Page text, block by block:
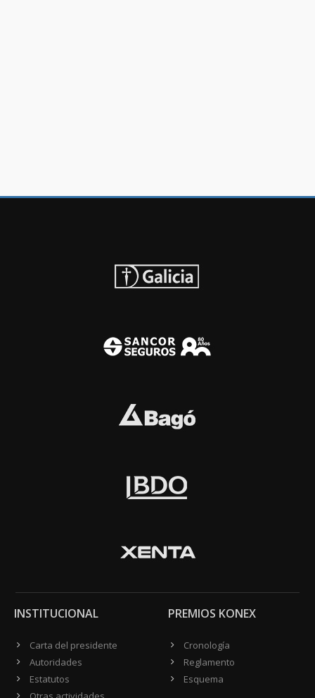
INSTITUCIONAL
Carta del presidente
Autoridades
Estatutos
PREMIOS KONEX
Cronología
Reglamento
Esquema